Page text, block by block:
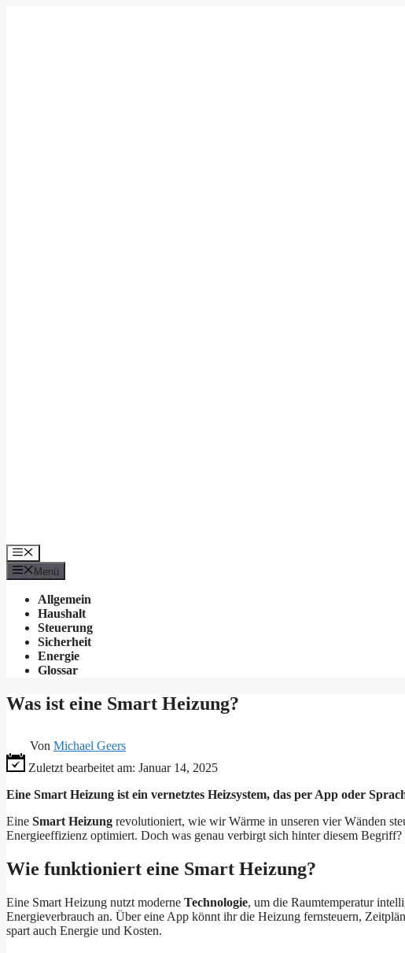
Menü
Menü
Allgemein
Haushalt
Steuerung
Sicherheit
Energie
Glossar
Was ist eine Smart Heizung?
Von Michael Geers
Zuletzt bearbeitet am: Januar 14, 2025
Eine Smart Heizung ist ein vernetztes Heizsystem, das per App oder
Eine Smart Heizung revolutioniert, wie wir Wärme in unseren vier Wänden
Energieeffizienz optimiert. Doch was genau verbirgt sich hinter diesem Begriff?
Wie funktioniert eine Smart Heizung?
Eine Smart Heizung nutzt moderne Technologie, um die Raumtemperatur
Energieverbrauch an. Über eine App könnt ihr die Heizung fernsteuern,
spart auch Energie und Kosten.